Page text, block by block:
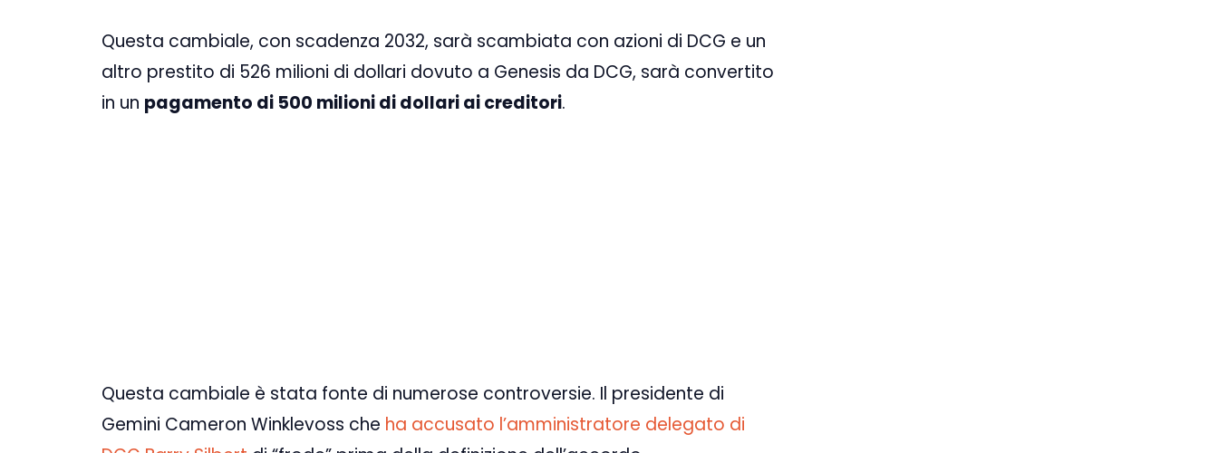
Questa cambiale, con scadenza 2032, sarà scambiata con azioni di DCG e un
altro prestito di 526 milioni di dollari dovuto a Genesis da DCG, sarà convertito
in un pagamento di 500 milioni di dollari ai creditori.
Questa cambiale è stata fonte di numerose controversie. Il presidente di
Gemini Cameron Winklevoss che ha accusato l’amministratore delegato di